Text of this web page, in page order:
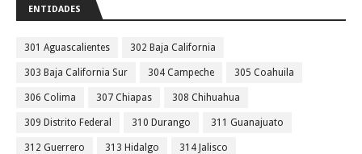
ENTIDADES
301 Aguascalientes 302 Baja California
303 Baja California Sur 304 Campeche 305 Coahuila
306 Colima 307 Chiapas 308 Chihuahua
309 Distrito Federal 310 Durango 311 Guanajuato
312 Guerrero 313 Hidalgo 314 Jalisco